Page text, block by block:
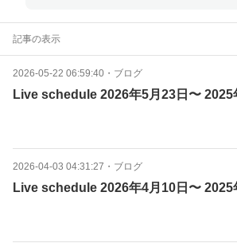
記事の表示
2026-05-22 06:59:40 ・ ブログ
Live schedule 2026年5月23日〜
2026-04-03 04:31:27 ・ ブログ
Live schedule 2026年4月10日〜